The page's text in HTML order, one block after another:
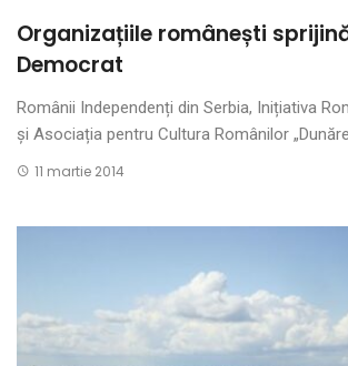
Organizațiile românești
Democrat
Românii Independenți din Serbia, Inițiativa
și Asociația pentru Cultura Românilor
11 martie 2014